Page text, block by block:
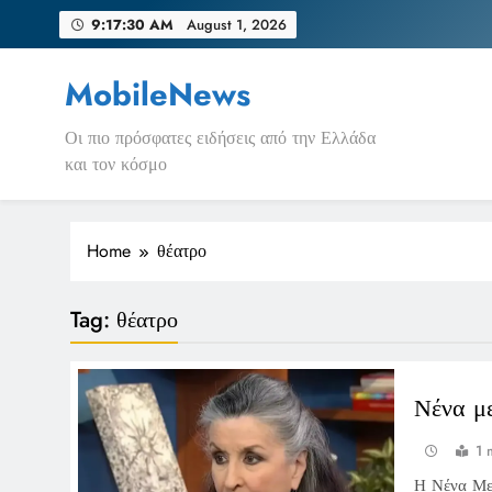
9:17:30 AM August 1, 2026
MobileNews
Οι πιο πρόσφατες ειδήσεις από την Ελλάδα
και τον κόσμο
Home θέατρο
Tag: θέατρο
Νένα
1
Η Νένα